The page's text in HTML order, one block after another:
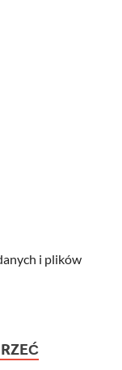
i plików